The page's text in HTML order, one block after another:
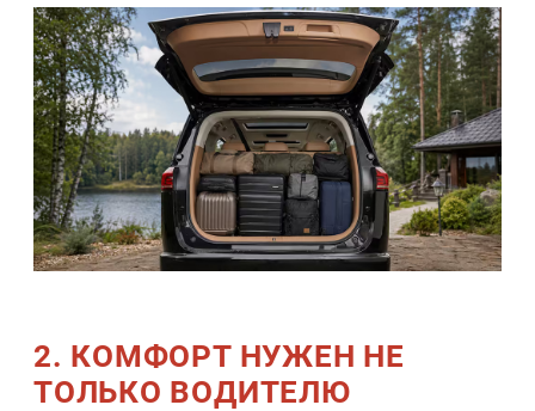
2. КОМФОРТ НУЖЕН НЕ
ТОЛЬКО ВОДИТЕЛЮ